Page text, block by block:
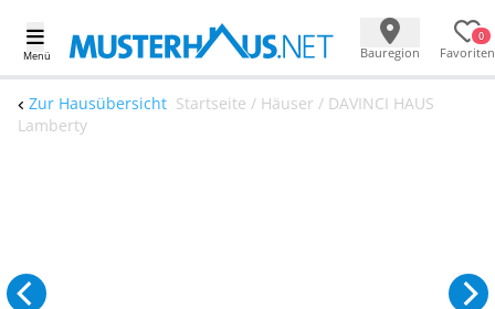
Menü Bauregion
0
Favoriten
Zur Hausübersicht Startseite / Häuser / DAVINCI HAUS
Lamberty